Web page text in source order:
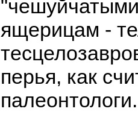
ящерицам -
перья, как
палеонтологи.